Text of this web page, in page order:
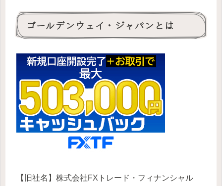
ゴールデンウェイ・ジャパンとは
【旧社名】株式会社FXトレード・フィナンシャル